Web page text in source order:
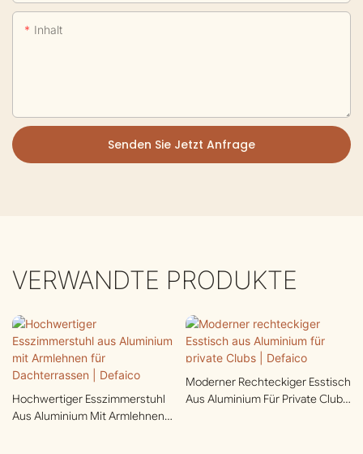
Inhalt
Senden Sie Jetzt Anfrage
VERWANDTE PRODUKTE
Hochwertiger Esszimmerstuhl
Aus Aluminium Mit Armlehnen
Moderner Rechteckiger Esstisch
Aus Aluminium Für Private Clubs